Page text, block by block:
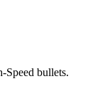
Speed bullets.